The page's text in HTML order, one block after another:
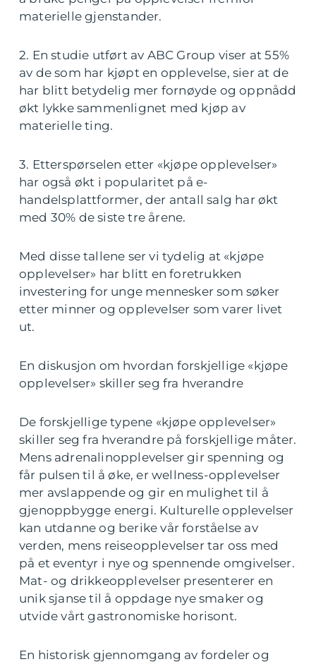
materielle gjenstander.
2. En studie utført av ABC Group viser at 55%
av de som har kjøpt en opplevelse, sier at de
har blitt betydelig mer fornøyde og oppnådd
økt lykke sammenlignet med kjøp av
materielle ting.
3. Etterspørselen etter «kjøpe opplevelser»
har også økt i popularitet på e-
handelsplattformer, der antall salg har økt
med 30% de siste tre årene.
Med disse tallene ser vi tydelig at «kjøpe
opplevelser» har blitt en foretrukken
investering for unge mennesker som søker
etter minner og opplevelser som varer livet
ut.
En diskusjon om hvordan forskjellige «kjøpe
opplevelser» skiller seg fra hverandre
De forskjellige typene «kjøpe opplevelser»
skiller seg fra hverandre på forskjellige måter.
Mens adrenalinopplevelser gir spenning og
får pulsen til å øke, er wellness-opplevelser
mer avslappende og gir en mulighet til å
gjenoppbygge energi. Kulturelle opplevelser
kan utdanne og berike vår forståelse av
verden, mens reiseopplevelser tar oss med
på et eventyr i nye og spennende omgivelser.
Mat- og drikkeopplevelser presenterer en
unik sjanse til å oppdage nye smaker og
utvide vårt gastronomiske horisont.
En historisk gjennomgang av fordeler og